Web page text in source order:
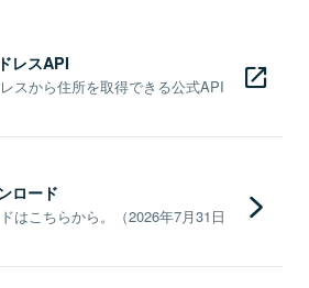
レスAPI
スから住所を取得できる公式API
ロード
はこちらから。（2026年7月31日